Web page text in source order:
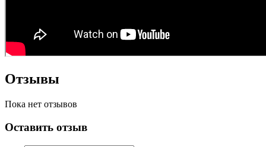
Отзывы
Пока нет отзывов
Оставить отзыв